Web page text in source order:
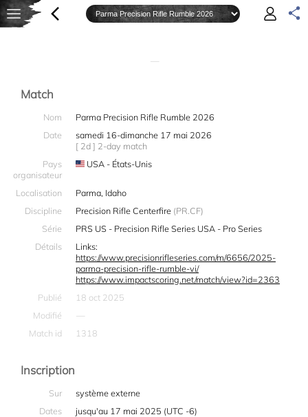
—
Match
Nom
Parma Precision Rifle Rumble 2026
Date
samedi 16-dimanche 17 mai 2026
[ 2d ] 2-day match
Pays
organisateur
USA - États-Unis
Localisation
Parma, Idaho
Discipline
Precision Rifle Centerfire (PR.CF)
Série
PRS US - Precision Rifle Series USA - Pro Series
Détails
Links:
https://www.precisionrifleseries.com/m/6656/2025-
parma-precision-rifle-rumble-vi/
https://www.impactscoring.net/match/view?id=2363
Publié
18 oct 2025
Modifié
—
Match id
1318
Inscription
Sur
système externe
Dates
jusqu'au 17 mai 2025 (UTC -6)